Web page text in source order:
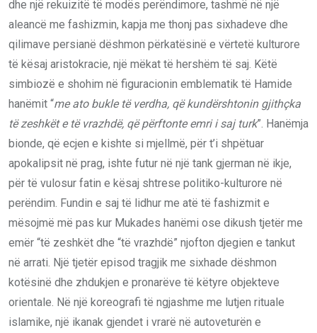
dhe një rekuizitë të modës perëndimore, tashmë në një
aleancë me fashizmin, kapja me thonj pas sixhadeve dhe
qilimave persianë dëshmon përkatësinë e vërtetë kulturore
të kësaj aristokracie, një mëkat të hershëm të saj. Këtë
simbiozë e shohim në figuracionin emblematik të Hamide
hanëmit “me ato bukle të verdha, që kundërshtonin gjithçka
të zeshkët e të vrazhdë, që përftonte emri i saj turk”. Hanëmja
bionde, që ecjen e kishte si mjellmë, për t’i shpëtuar
apokalipsit në prag, ishte futur në një tank gjerman në ikje,
për të vulosur fatin e kësaj shtrese politiko-kulturore në
perëndim. Fundin e saj të lidhur me atë të fashizmit e
mësojmë më pas kur Mukades hanëmi ose dikush tjetër me
emër “të zeshkët dhe “të vrazhdë” njofton djegien e tankut
në arrati. Një tjetër episod tragjik me sixhade dëshmon
kotësinë dhe zhdukjen e pronarëve të këtyre objekteve
orientale. Në një koreografi të ngjashme me lutjen rituale
islamike, një ikanak gjendet i vrarë në autoveturën e